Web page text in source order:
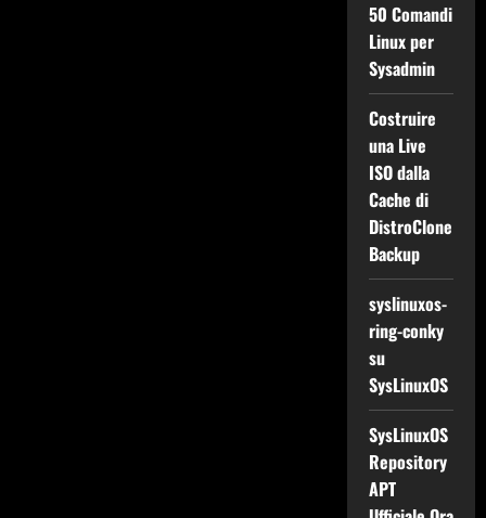
50 Comandi
Linux per
Sysadmin
Costruire
una Live
ISO dalla
Cache di
DistroClone
Backup
syslinuxos-
ring-conky
su
SysLinuxOS
SysLinuxOS
Repository
APT